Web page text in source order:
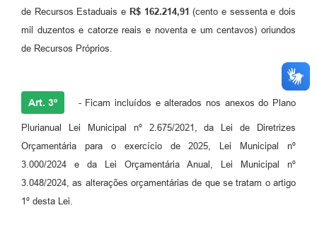
de Recursos Estaduais e R$ 162.214,91 (cento e sessenta e dois
mil duzentos e catorze reais e noventa e um centavos) oriundos
de Recursos Próprios.
Art. 3º - Ficam incluídos e alterados nos anexos do Plano
Plurianual Lei Municipal nº 2.675/2021, da Lei de Diretrizes
Orçamentária para o exercício de 2025, Lei Municipal nº
3.000/2024 e da Lei Orçamentária Anual, Lei Municipal nº
3.048/2024, as alterações orçamentárias de que se tratam o artigo
1º desta Lei.